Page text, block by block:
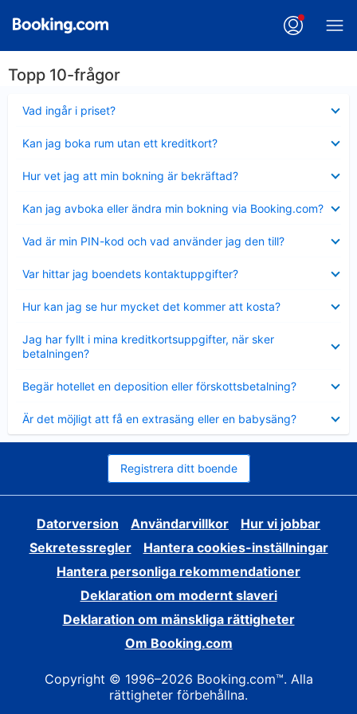
Topp 10-frågor
Vad ingår i priset?
mindre
Kan jag boka rum utan ett kreditkort?
mindre
Hur vet jag att min bokning är bekräftad?
mindre
Kan jag avboka eller ändra min bokning via Booking.com?
mindre
Vad är min PIN-kod och vad använder jag den till?
mindre
Var hittar jag boendets kontaktuppgifter?
mindre
Hur kan jag se hur mycket det kommer att kosta?
mindre
Jag har fyllt i mina kreditkortsuppgifter, när sker
betalningen?
mindre
Begär hotellet en deposition eller förskottsbetalning?
mindre
Är det möjligt att få en extrasäng eller en babysäng?
mindre
Registrera ditt boende
Datorversion Användarvillkor
Hur vi jobbar
Sekretessregler
Hantera cookies-inställningar
Hantera personliga rekommendationer
Deklaration om modernt slaveri
Deklaration om mänskliga rättigheter
Om Booking.com
Copyright © 1996–2026 Booking.com™. Alla
rättigheter förbehållna.